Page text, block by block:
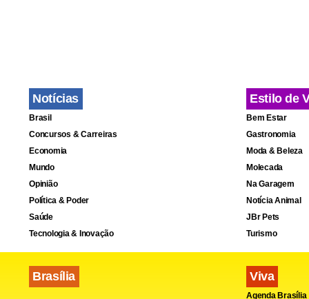
Outra
dispensa
seria o
Notícias
Brasil
Concursos & Carreiras
Economia
Mundo
Opinião
Política & Poder
Saúde
Tecnologia & Inovação
Brasília
Estilo de
Bem Estar
Gastronomia
Moda & Beleza
Molecada
Na Garagem
Notícia Animal
JBr Pets
Turismo
Viva
Agenda Brasília